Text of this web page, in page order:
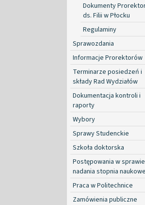
Dokumenty
ds. Filii w Płocku
Regulaminy
Sprawozdania
Informacje Prorektorów
Terminarze posiedzeń i
składy Rad Wydziałów
Dokumentacja kontroli i
raporty
Wybory
Sprawy Studenckie
Szkoła doktorska
Postępowania w sprawie
nadania stopnia
Praca w Politechnice
Zamówienia publiczne